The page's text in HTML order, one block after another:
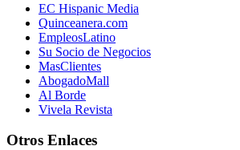
EC Hispanic Media
Quinceanera.com
EmpleosLatino
Su Socio de Negocios
MasClientes
AbogadoMall
Al Borde
Vivela Revista
Otros Enlaces